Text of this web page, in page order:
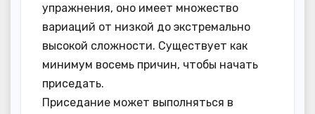
упражнения, оно имеет множество
вариаций от низкой до экстремально
высокой сложности. Существует как
минимум восемь причин, чтобы начать
приседать.
Приседание может выполняться в